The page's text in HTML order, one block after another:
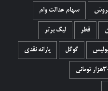
سهام عدالت وام
قطر لیگ برتر
گوگل یارانه نقدی